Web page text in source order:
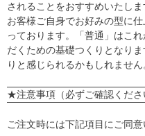
されることをおすすめいたし
お客様ご自身でお好みの型に
っております。「普通」はこ
だくための基礎つくりとなり
りと感じられるかもしれません
★注意事項（必ずご確認くださ
ご注文時には下記項目にご同